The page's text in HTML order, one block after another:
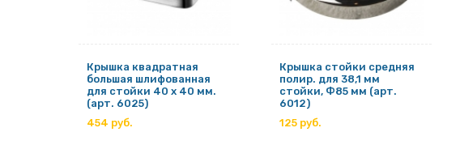
Крышка квадратная
большая шлифованная
для стойки 40 х 40 мм.
(арт. 6025)
454 руб.
Крышка стойки средняя
полир. для 38,1 мм
стойки, Ф85 мм (арт.
6012)
125 руб.